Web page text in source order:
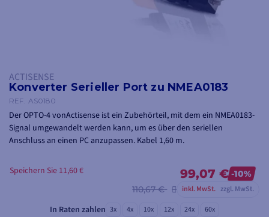
ACTISENSE
Konverter Serieller Port zu NMEA0183
REF. AS0180
Der OPTO-4 vonActisense ist ein Zubehörteil, mit dem ein NMEA0183-
Signal umgewandelt werden kann, um es über den seriellen
Anschluss an einen PC anzupassen. Kabel 1,60 m.
99,07 € -10%
110,67 €
inkl. MwSt. zzgl. MwSt.
Speichern Sie 11,60 €
In Raten zahlen 3x 4x 10x 12x 24x 60x